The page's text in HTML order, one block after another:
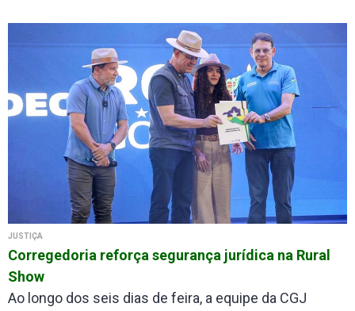
JUSTIÇA
Corregedoria reforça segurança jurídica na Rural
Show
Ao longo dos seis dias de feira, a equipe da CGJ